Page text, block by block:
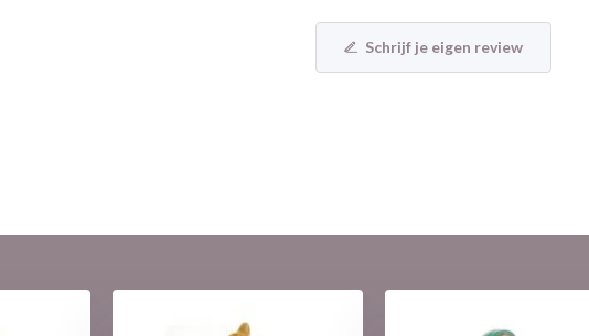
Schrijf je eigen review